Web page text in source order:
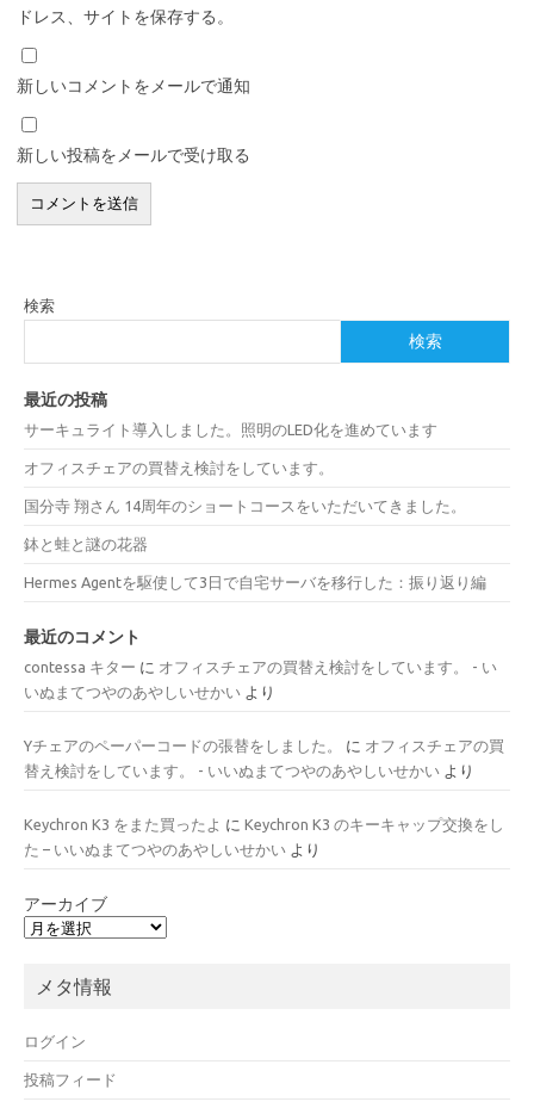
ドレス、サイトを保存する。
新しいコメントをメールで通知
新しい投稿をメールで受け取る
検索
検索
最近の投稿
サーキュライト導入しました。照明のLED化を進めています
オフィスチェアの買替え検討をしています。
国分寺 翔さん 14周年のショートコースをいただいてきました。
鉢と蛙と謎の花器
Hermes Agentを駆使して3日で自宅サーバを移行した：振り返り編
最近のコメント
contessa キター に オフィスチェアの買替え検討をしています。 - い
いぬまてつやのあやしいせかい より
Yチェアのペーパーコードの張替をしました。 に オフィスチェアの買
替え検討をしています。 - いいぬまてつやのあやしいせかい より
Keychron K3 をまた買ったよ に Keychron K3 のキーキャップ交換をし
た – いいぬまてつやのあやしいせかい より
アーカイブ
メタ情報
ログイン
投稿フィード